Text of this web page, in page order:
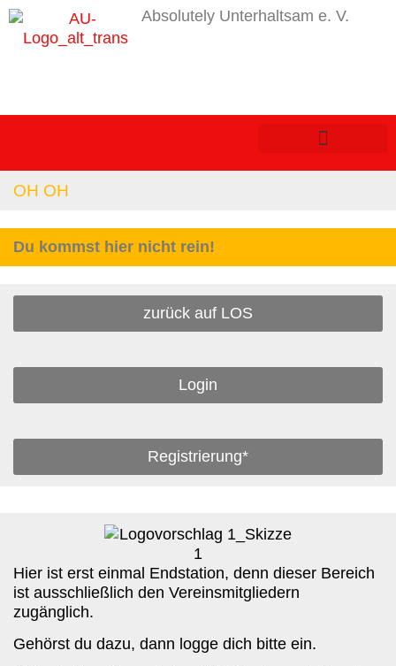
Absolutely Unterhaltsam e. V.
OH OH
Du kommst hier nicht rein!
zurück auf LOS
Login
Registrierung*
Hier ist erst einmal Endstation, denn dieser Bereich
ist ausschließlich den Vereinsmitgliedern
zugänglich.
Gehörst du dazu, dann logge dich bitte ein.